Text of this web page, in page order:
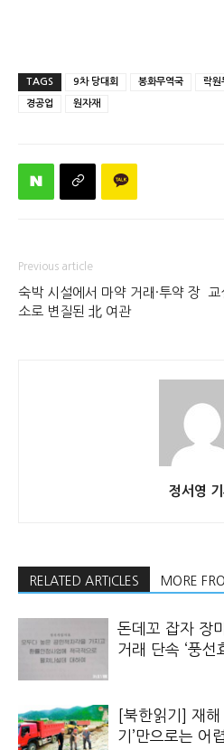
TAGS 9차 당대회 봉화무역국 락원
경공업 원자재
Previous article
숙박 시설에서 마약 거래·투약 장
소로 변질된 北 여관
정서영
RELATED ARTICLES MORE
돈데꼬 잡자 장
거래 단속 ‘풍선
[북한읽기] 재해
기’만으로는 어